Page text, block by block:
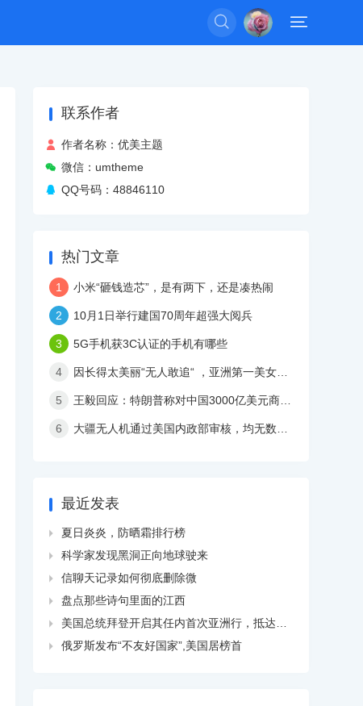


联系作者
 作者名称：优美主题
 微信：umtheme
 QQ号码： 48846110
热门文章
1 小米“砸钱造芯”，是有两下，还是凑热闹
2 10月1日举行建国70周年超强大阅兵
3 5G手机获3C认证的手机有哪些
4 因长得太美丽“无人敢追“ ，亚洲第一美女32岁依然单身
5 王毅回应：特朗普称对中国3000亿美元商品加征关税
6 大疆无人机通过美国内政部审核，均无数据外传现象
最近发表

夏日炎炎，防晒霜排行榜

科学家发现黑洞正向地球驶来

信聊天记录如何彻底删除微

盘点那些诗句里面的江西

美国总统拜登开启其任内首次亚洲行，抵达韩国

俄罗斯发布“不友好国家”,美国居榜首